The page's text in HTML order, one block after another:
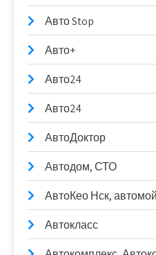
Авто Stop
Авто+
Авто24
Авто24
АвтоДоктор
Автодом, СТО
АвтоКео Нск,
Автокласс